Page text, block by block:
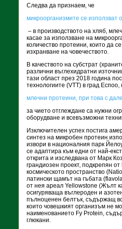
Следва да признаем, че
микроорганизмите се използват
– в производството на хляб,
касае за използване на
количество протеини, които да
изхранване на човечеството.
В качеството на субстрат
различни въглехидратни
тази област през 2018 година
технологиите (VTT) в град
млечни протеини, при това с
за чието отглеждане са нужни
оборудване и всевъзможни
Изключителен успех постига
синтез на микробен протеин
извори в националния парк
се адаптира към едни от най-
открита и изследвана от Марк
грандиозен проект, подкрепян
космическото пространство
латински щамът на гъбата
от нея ареал Yellowstone (Жълт
осигуряваща въглероден и
пълноценен белтък, съдържащ
които човешкият организъм не
наименованието Fy Protein,
глюкани.